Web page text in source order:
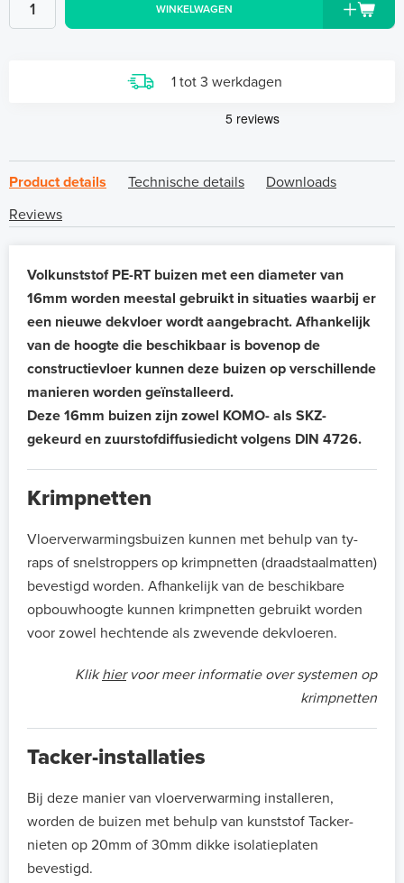
WINKELWAGEN
1 tot 3 werkdagen
Product details Technische details
Downloads
Reviews
Volkunststof PE-RT buizen met een diameter van
16mm worden meestal gebruikt in situaties waarbij er
een nieuwe dekvloer wordt aangebracht. Afhankelijk
van de hoogte die beschikbaar is bovenop de
constructievloer kunnen deze buizen op verschillende
manieren worden geïnstalleerd.
Deze 16mm buizen zijn zowel KOMO- als SKZ-
gekeurd en zuurstofdiffusiedicht volgens DIN 4726.
Krimpnetten
Vloerverwarmingsbuizen kunnen met behulp van ty-
raps of snelstroppers op krimpnetten (draadstaalmatten)
bevestigd worden. Afhankelijk van de beschikbare
opbouwhoogte kunnen krimpnetten gebruikt worden
voor zowel hechtende als zwevende dekvloeren.
Klikhiervoor meer informatie over systemen op
krimpnetten
Tacker-installaties
Bij deze manier van vloerverwarming installeren,
worden de buizen met behulp van kunststof Tacker-
nieten op 20mm of 30mm dikke isolatieplaten
bevestigd.